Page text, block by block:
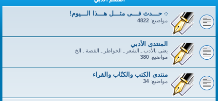
܀ حـــدث فـــى مثـــل هـــذا الـــيوم!
مواضيع: 4822
المنتدى الأدبي
يعنى بالأدب ـ الشعر ـ الخواطر ـ القصة ..الخ
مواضيع: 380
منتدى الكتب والكتّاب والقراء
مواضيع: 34